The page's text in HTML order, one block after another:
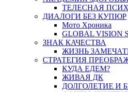
ТЕЛЕСНАЯ
ДИАЛОГИ БЕЗ КУПЮР
Мото Хроника
GLOBAL VISION
ЗНАК КАЧЕСТВА
ЖИЗНЬ
СТРАТЕГИЯ
КУДА ЕДЕМ?
ЖИВАЯ ДК
ДОЛГОЛЕТИЕ И